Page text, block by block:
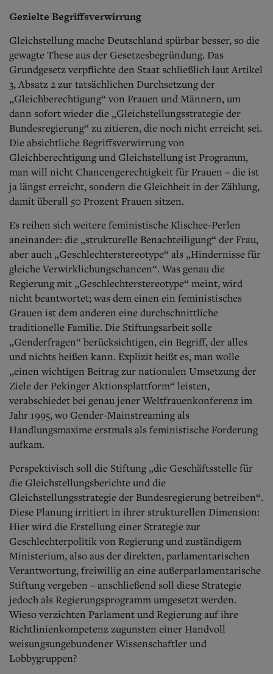
Gezielte Begriffsverwirrung
Gleichstellung mache Deutschland spürbar besser, so die
gewagte These aus der Gesetzesbegründung. Das
Grundgesetz verpflichte den Staat schließlich laut Artikel
3, Absatz 2 zur tatsächlichen Durchsetzung der
„Gleichberechtigung“ von Frauen und Männern, um
dann sofort wieder die „Gleichstellungsstrategie der
Bundesregierung“ zu zitieren, die noch nicht erreicht sei.
Die absichtliche Begriffsverwirrung von
Gleichberechtigung und Gleichstellung ist Programm,
man will nicht Chancengerechtigkeit für Frauen – die ist
ja längst erreicht, sondern die Gleichheit in der Zählung,
damit überall 50 Prozent Frauen sitzen.
Es reihen sich weitere feministische Klischee-Perlen
aneinander: die „strukturelle Benachteiligung“ der Frau,
aber auch „Geschlechterstereotype“ als „Hindernisse für
gleiche Verwirklichungschancen“. Was genau die
Regierung mit „Geschlechterstereotype“ meint, wird
nicht beantwortet; was dem einen ein feministisches
Grauen ist dem anderen eine durchschnittliche
traditionelle Familie. Die Stiftungsarbeit solle
„Genderfragen“ berücksichtigen, ein Begriff, der alles
und nichts heißen kann. Explizit heißt es, man wolle
„einen wichtigen Beitrag zur nationalen Umsetzung der
Ziele der Pekinger Aktionsplattform“ leisten,
verabschiedet bei genau jener Weltfrauenkonferenz im
Jahr 1995, wo Gender-Mainstreaming als
Handlungsmaxime erstmals als feministische Forderung
aufkam.
Perspektivisch soll die Stiftung „die Geschäftsstelle für
die Gleichstellungsberichte und die
Gleichstellungsstrategie der Bundesregierung betreiben“.
Diese Planung irritiert in ihrer strukturellen Dimension:
Hier wird die Erstellung einer Strategie zur
Geschlechterpolitik von Regierung und zuständigem
Ministerium, also aus der direkten, parlamentarischen
Verantwortung, freiwillig an eine außerparlamentarische
Stiftung vergeben – anschließend soll diese Strategie
jedoch als Regierungsprogramm umgesetzt werden.
Wieso verzichten Parlament und Regierung auf ihre
Richtlinienkompetenz zugunsten einer Handvoll
weisungsungebundener Wissenschaftler und
Lobbygruppen?